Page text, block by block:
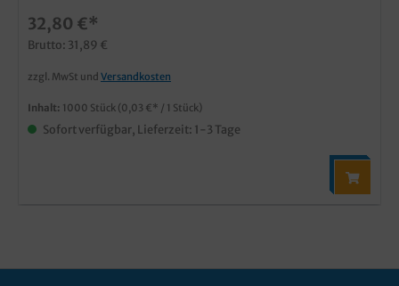
32,80 €*
Brutto: 31,89 €
zzgl. MwSt und Versandkosten
Inhalt: 1000 Stück (0,03 €* / 1 Stück)
Sofort verfügbar, Lieferzeit: 1-3 Tage